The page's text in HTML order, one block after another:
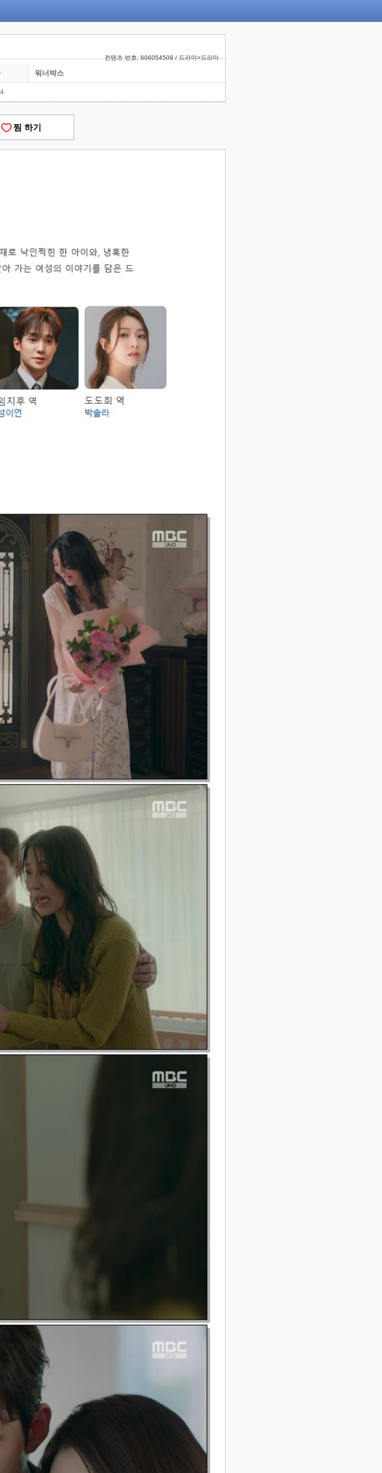
컨텐츠 번호: 606054509 / 드라마>드라마
워너박스
찜 하기